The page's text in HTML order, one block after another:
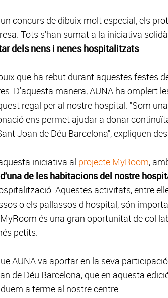
concurs de dibuix molt especial, els
Tots s'han sumat a la iniciativa
dels nens i nenes hospitalitzats.
que ha rebut durant aquestes festes
D'aquesta manera, AUNA ha omplert
regal per al nostre hospital. "Som
ens permet ajudar a donar
Joan de Déu Barcelona", expliquen
iniciativa al projecte MyRoom,
d'una de les habitacions del nostre
Aquestes activitats, entre
o els pallassos d'hospital, són
és una gran oportunitat de
petits.
AUNA va aportar en la seva
de Déu Barcelona, que en aquesta
a terme al nostre centre.